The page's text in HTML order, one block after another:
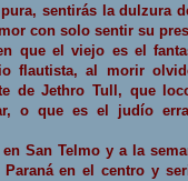
sentirás la dulzura
con solo sentir su
que el viejo es el
flautista, al morir
de Jethro Tull, que
o que es el judío
San Telmo y a la
Paraná en el centro y